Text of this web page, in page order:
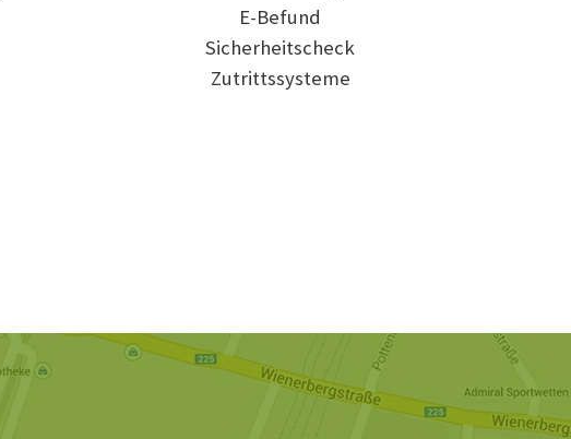
E-Befund
Sicherheitscheck
Zutrittssysteme